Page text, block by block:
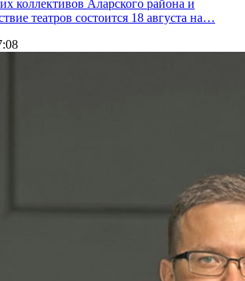
коллективов Аларского района и
театров состоится 18 августа на…